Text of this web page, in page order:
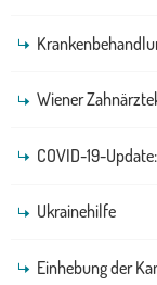
Wiener
COVID-19-
Ukrainehilfe
Einhebung der